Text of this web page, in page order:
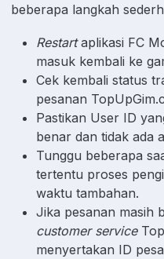
beberapa langkah
Restartaplikasi FC
masuk kembali ke
Cek kembali status
pesanan
Pastikan User ID
benar dan tidak ada
Tunggu beberapa
tertentu proses
waktu tambahan.
Jika pesanan masih
customer service
menyertakan ID